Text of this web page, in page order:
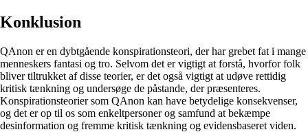
Konklusion
QAnon er en dybtgående konspirationsteori, der har grebet fat i mange
menneskers fantasi og tro. Selvom det er vigtigt at forstå, hvorfor folk
bliver tiltrukket af disse teorier, er det også vigtigt at udøve rettidig
kritisk tænkning og undersøge de påstande, der præsenteres.
Konspirationsteorier som QAnon kan have betydelige konsekvenser,
og det er op til os som enkeltpersoner og samfund at bekæmpe
desinformation og fremme kritisk tænkning og evidensbaseret viden.